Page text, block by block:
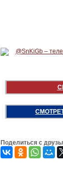
Поделиться с